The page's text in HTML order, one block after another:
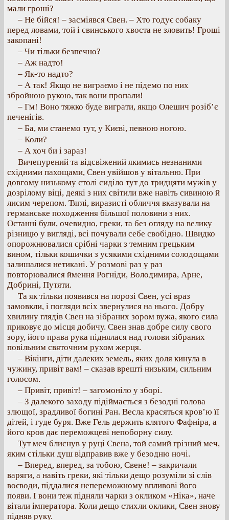
мали гроші?
– Не бійся! – засміявся Свен. – Хто годує собаку
перед ловами, той і свинського хвоста не зловить! Гроші
закопані!
– Чи тільки безпечно?
– Аж надто!
– Як-то надто?
– А так! Якщо не виграємо і не підемо по них
збройною рукою, так вони пропали!
– Гм! Воно тяжко буде виграти, якщо Олешич розіб’є
печенігів.
– Ба, ми станемо тут, у Києві, певною ногою.
– Коли?
– А хоч би і зараз!
Вичепурений та відсвіжений якимись незнаними
східними пахощами, Свен увійшов у вітальню. При
довгому низькому столі сиділо тут до тридцяти мужів у
дозрілому віці, деякі з них світили вже навіть сивиною й
лисим черепом. Тяглі, виразисті обличчя вказували на
германське походження більшої половини з них.
Останні були, очевидно, греки, та без огляду на велику
різницю у вигляді, всі почували себе свобідно. Швидко
опорожнювалися срібні чарки з темним грецьким
вином, тільки кошички з усякими східними солодощами
залишалися нетикані. У розмові раз у раз
повторювалися ймення Рогніди, Володимира, Арне,
Добрині, Путяти.
Та як тільки появився на порозі Свен, усі враз
замовкли, і погляди всіх звернулися на нього. Добру
хвилину глядів Свен на зібраних зором вужа, якого сила
приковує до місця добичу. Свен знав добре силу свого
зору, його права рука піднялася над голови зібраних
повільним святочним рухом жерця.
– Вікінги, діти далеких земель, яких доля кинула в
чужину, привіт вам! – сказав врешті низьким, сильним
голосом.
– Привіт, привіт! – загомоніло у зборі.
– З далекого заходу підіймається з безодні голова
злющої, зрадливої богині Ран. Весла красяться кров’ю її
дітей, і гуде буря. Вже Гель держить клятого Фафніра, а
його кров дає переможцеві непоборну силу.
Тут меч блиснув у руці Свена, той самий грізний меч,
яким стільки душ відправив вже у безодню ночі.
– Вперед, вперед, за тобою, Свене! – закричали
варяги, а навіть греки, які тільки дещо розуміли зі слів
воєводи, піддалися непереможному впливові його
появи. І вони теж підняли чарки з окликом «Ніка», наче
вітали імператора. Коли дещо стихли оклики, Свен знову
підняв руку.